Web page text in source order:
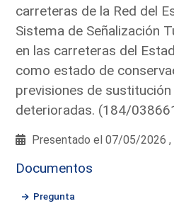
carreteras de la Red del
Sistema de Señalización
en las carreteras del
como estado de
previsiones de
deterioradas. (184/
Presentado el 07/05/2026
Documentos
Pregunta